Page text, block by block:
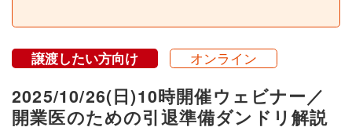
譲渡したい方向け オンライン
2025/10/26(日)10時開催ウェビナー／
開業医のための引退準備ダンドリ解説